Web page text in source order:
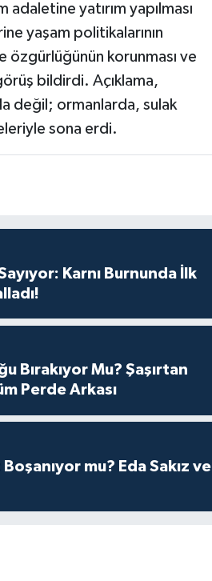
adaletine yatırım yapılması
yaşam politikalarının
özgürlüğünün korunması ve
bildirdi. Açıklama,
değil; ormanlarda, sulak
sona erdi.
Karnı Burnunda İlk
Bırakıyor Mu? Şaşırtan
Perde Arkası
mu? Eda Sakız ve